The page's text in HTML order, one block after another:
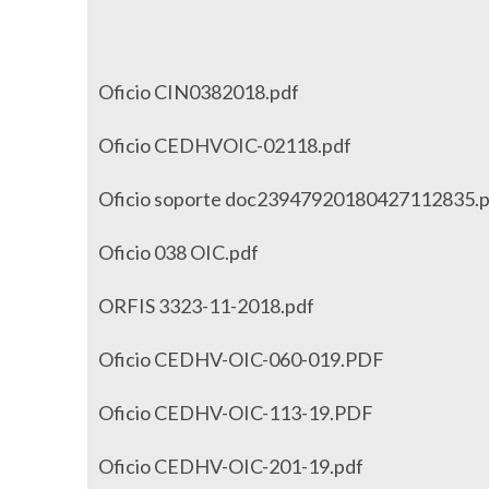
Oficio CIN0382018.pdf
Oficio CEDHVOIC-02118.pdf
Oficio soporte
Oficio 038 OIC.pdf
ORFIS 3323-11-2018.pdf
Oficio CEDHV-OIC-060-019.PDF
Oficio CEDHV-OIC-113-19.PDF
Oficio CEDHV-OIC-201-19.pdf